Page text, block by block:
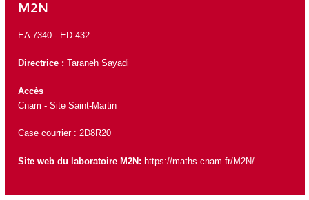
M2N
EA 7340 - ED 432
Directrice : Taraneh Sayadi
Accès
Cnam - Site Saint-Martin
Case courrier : 2D8R20
Site web du laboratoire M2N: https://maths.cnam.fr/M2N/